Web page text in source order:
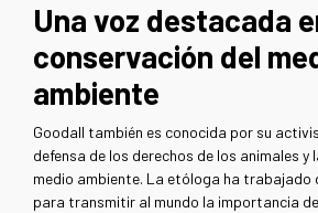
Una voz destacada
conservación del
ambiente
Goodall también es conocida por su
defensa de los derechos de los animales y
medio ambiente. La etóloga ha trabajado
para transmitir al mundo la importancia